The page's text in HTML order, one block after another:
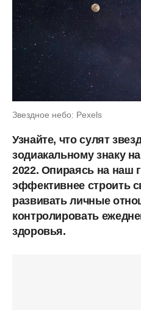
Звездное небо: Pexels
Узнайте, что сулят
зодиакальному знаку
2022. Опираясь на наш
эффективнее строить
развивать личные
контролировать
здоровья.